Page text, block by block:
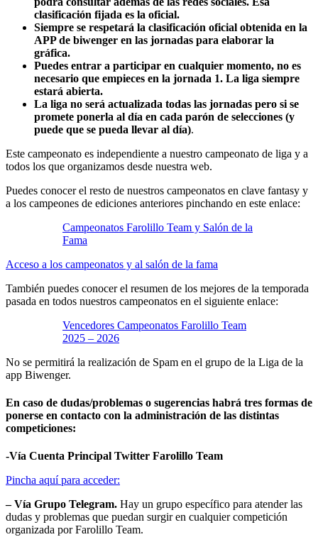
clasificación fijada es la oficial.
Siempre se respetará la clasificación oficial obtenida en la
APP de biwenger en las jornadas para elaborar la
gráfica.
Puedes entrar a participar en cualquier momento, no es
necesario que empieces en la jornada 1. La liga siempre
estará abierta.
La liga no será actualizada todas las jornadas pero si se
promete ponerla al día en cada parón de selecciones (y
puede que se pueda llevar al día).
Este campeonato es independiente a nuestro campeonato de liga y a
todos los que organizamos desde nuestra web.
Puedes conocer el resto de nuestros campeonatos en clave fantasy y
a los campeones de ediciones anteriores pinchando en este enlace:
Campeonatos Farolillo Team y Salón de la
Fama
Acceso a los campeonatos y al salón de la fama
También puedes conocer el resumen de los mejores de la temporada
pasada en todos nuestros campeonatos en el siguiente enlace:
Vencedores Campeonatos Farolillo Team
2025 – 2026
No se permitirá la realización de Spam en el grupo de la Liga de la
app Biwenger.
En caso de dudas/problemas o sugerencias habrá tres formas de
ponerse en contacto con la administración de las distintas
competiciones:
-Vía Cuenta Principal Twitter Farolillo Team
Pincha aquí para acceder:
– Vía Grupo Telegram. Hay un grupo específico para atender las
dudas y problemas que puedan surgir en cualquier competición
organizada por Farolillo Team.